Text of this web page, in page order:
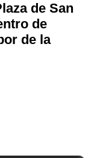
de San
de
de la